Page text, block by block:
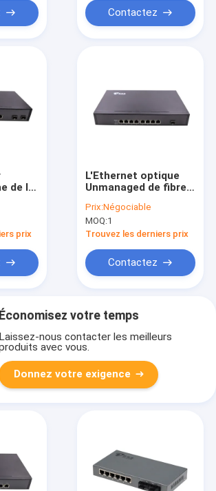
RJ45Contactez
de la
8
prix
L'Ethernet optique
Unmanaged de fibre
commutent le port
gauche de fibre de 8
1.25G SFP
Prix:Négociable
MOQ:1
Trouvez les derniers prix
Contactez
Économisez votre temps
Laissez-nous contacter les meilleurs
avec vous.
Donnez votre exigence